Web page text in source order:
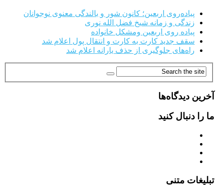
پیاده‌روی اربعین؛ کانون شور و بالندگی معنوی نوجوانان
زندگی و زمانه شیخ فضل الله نوری
پیاده روی اربعین ومشکل خانواده
سقف جدید کارت به کارت و انتقال پول اعلام شد
راه‌های جلوگیری از حذف یارانه اعلام شد
آخرین دیدگاه‌ها
ما را دنبال کنید
تبلیغات متنی